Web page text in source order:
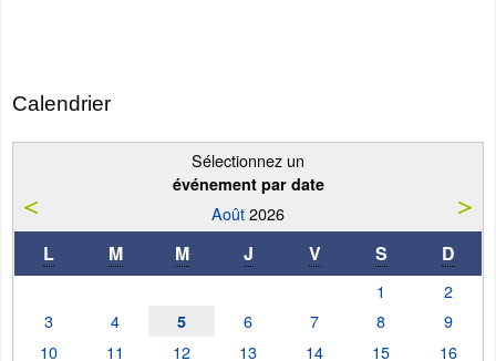
Calendrier
Sélectionnez un
événement par date
Août2026
L M M J V S D
1
2
3
4 5 6 7 8
9
10
11 12 13 14 15
16